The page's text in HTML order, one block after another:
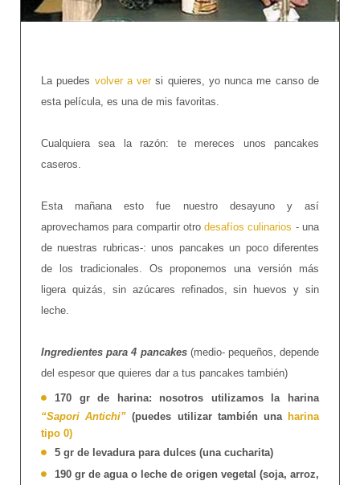
La puedes volver a versi quieres, yo nunca me canso de
esta película, es una de mis favoritas.
Cualquiera sea la razón: te mereces unos pancakes
caseros.
Esta mañana esto fue nuestro desayuno y así
aprovechamos para compartir otrodesafíos culinarios - una
de nuestras rubricas-: unos pancakes un poco diferentes
de los tradicionales. Os proponemos una versión más
ligera quizás, sin azúcares refinados, sin huevos y sin
leche.
Ingredientes para 4 pancakes (medio- pequeños, depende
del espesor que quieres dar a tus pancakes también)
170 gr de harina: nosotros utilizamos la harina
“Sapori Antichi” (puedes utilizar también una harina
tipo 0)
5 gr de levadura para dulces (una cucharita)
190 gr de agua o leche de origen vegetal (soja, arroz,